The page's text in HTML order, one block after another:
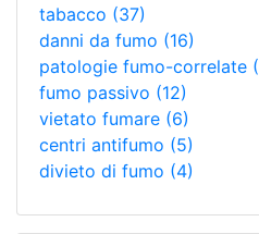
tabacco (37)
danni da fumo (16)
patologie fumo-correlate
fumo passivo (12)
vietato fumare (6)
centri antifumo (5)
divieto di fumo (4)